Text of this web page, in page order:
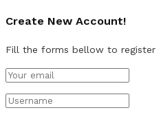
Create New Account!
Fill the forms bellow to register